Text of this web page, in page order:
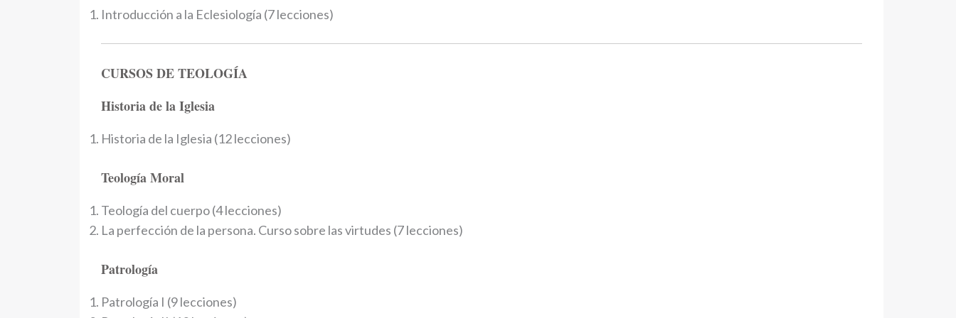
Introducción a la Eclesiología (7 lecciones)
CURSOS DE TEOLOGÍA
Historia de la Iglesia
Historia de la Iglesia (12 lecciones)
Teología Moral
Teología del cuerpo (4 lecciones)
La perfección de la persona. Curso sobre las virtudes (7 lecciones)
Patrología
Patrología I (9 lecciones)